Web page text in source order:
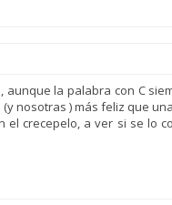
la palabra con C
nosotras ) más feliz que
el crecepelo, a ver si se lo